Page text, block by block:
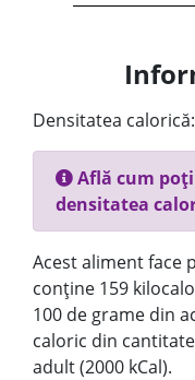
Densitatea calorică:
Află cum
densitatea
Acest aliment face
conține 159
100 de grame din
caloric din
adult (2000 kCal).